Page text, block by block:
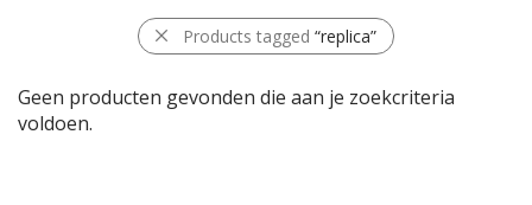
Products tagged “replica”
Geen producten gevonden die aan je zoekcriteria
voldoen.